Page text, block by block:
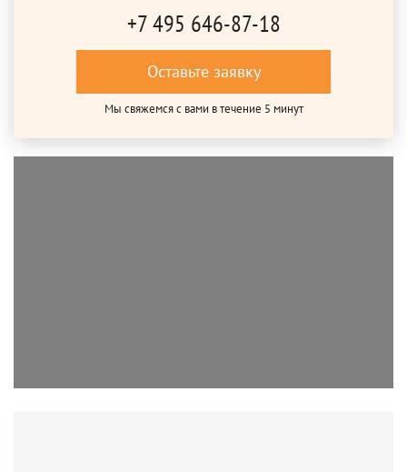
+7 495 646-87-18
Оставьте заявку
Мы свяжемся с вами в течение 5 минут